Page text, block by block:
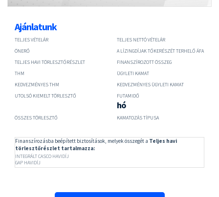
Ajánlatunk
TELJES VÉTELÁR
TELJES NETTÓ VÉTELÁR
ÖNERŐ
A LÍZINGDÍJAK TŐKERÉSZÉT TERHELŐ ÁFA
TELJES HAVI TÖRLESZTŐRÉSZLET
FINANSZÍROZOTT ÖSSZEG
THM
ÜGYLETI KAMAT
KEDVEZMÉNYES THM
KEDVEZMÉNYES ÜGYLETI KAMAT
UTOLSÓ KIEMELT TÖRLESZTŐ
FUTAMIDŐ
hó
ÖSSZES TÖRLESZTŐ KAMATOZÁS TÍPUSA
Finanszírozásba beépített biztosítások, melyek összegét a Teljes havi
törlesztőrészlet tartalmazza:
INTEGRÁLT CASCO HAVIDÍJ
GAP HAVIDÍJ